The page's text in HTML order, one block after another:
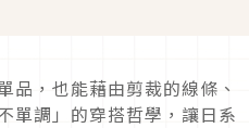
品，也能藉由剪裁的線條、
單調」的穿搭哲學，讓日系